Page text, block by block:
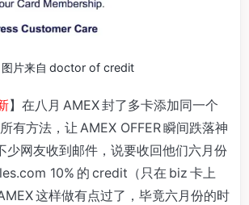
图片来自 doctor of credit
】在八月 AMEX 封了多卡添加同一个
有方法，让 AMEX OFFER 瞬间跌落神
少网友收到邮件，说要收回他们六月份
10% 的 credit（只在 biz 卡上
这样做有点过了，毕竟六月份的时